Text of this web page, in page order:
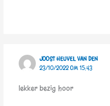
JOOST HEUVEL VAN DEN
23/10/2022 OM 15:43
lekker bezig hoor